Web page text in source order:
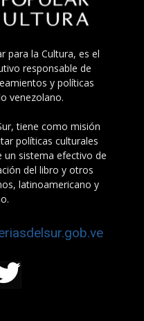
para la Cultura, es el
responsable de
y políticas
venezolano.
tiene como misión
políticas culturales
un sistema efectivo de
del libro y otros
latinoamericano y